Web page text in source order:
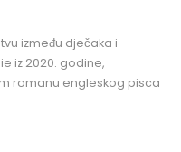
između dječaka i
iz 2020. godine,
romanu engleskog pisca